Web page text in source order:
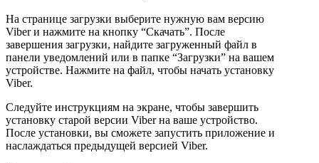
На странице загрузки выберите нужную вам версию
Viber и нажмите на кнопку “Скачать”. После
завершения загрузки, найдите загруженный файл в
панели уведомлений или в папке “Загрузки” на вашем
устройстве. Нажмите на файл, чтобы начать установку
Viber.
Следуйте инструкциям на экране, чтобы завершить
установку старой версии Viber на ваше устройство.
После установки, вы сможете запустить приложение и
наслаждаться предыдущей версией Viber.